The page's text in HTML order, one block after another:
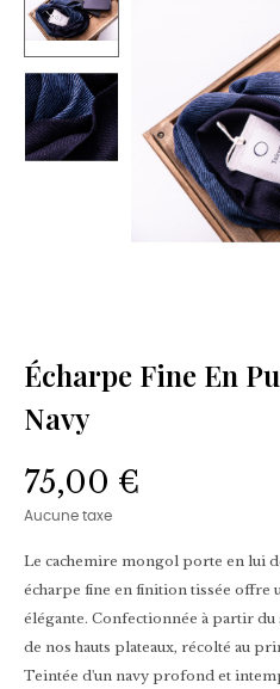
Écharpe Fine En
Navy
75,00 €
Aucune taxe
Le cachemire mongol porte en lui
écharpe fine en finition tissée offre
élégante. Confectionnée à partir
de nos hauts plateaux, récolté au
Teintée d'un navy profond et